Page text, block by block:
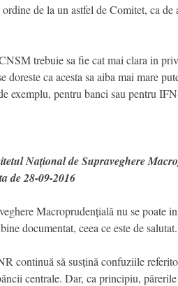
de la un astfel de Comitet, ca
trebuie sa fie cat mai clara in
doreste ca acesta sa aiba mai mare
exemplu, pentru banci sau pentru
Național de Supraveghere
de 28-09-2016
Macroprudențială nu se poate
documentat, ceea ce este de
continuă să susțină confuziile
centrale. Dar, ca principiu,